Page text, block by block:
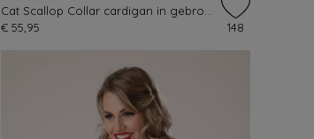
€ 55,95
148